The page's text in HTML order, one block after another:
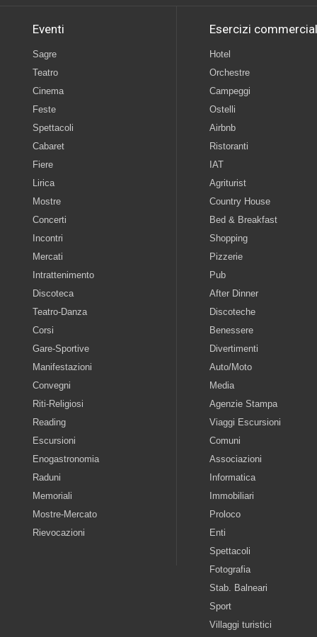
Eventi
Sagre
Teatro
Cinema
Feste
Spettacoli
Cabaret
Fiere
Lirica
Mostre
Concerti
Incontri
Mercati
Intrattenimento
Discoteca
Teatro-Danza
Corsi
Gare-Sportive
Manifestazioni
Convegni
Riti-Religiosi
Reading
Escursioni
Enogastronomia
Raduni
Memoriali
Mostre-Mercato
Rievocazioni
Esercizi
Hotel
Orchestre
Campeggi
Ostelli
Airbnb
Ristoranti
IAT
Agriturist
Country House
Bed & Breakfast
Shopping
Pizzerie
Pub
After Dinner
Discoteche
Benessere
Divertimenti
Auto/Moto
Media
Agenzie Stampa
Viaggi Escursioni
Comuni
Associazioni
Informatica
Immobiliari
Proloco
Enti
Spettacoli
Fotografia
Stab. Balneari
Sport
Villaggi turistici